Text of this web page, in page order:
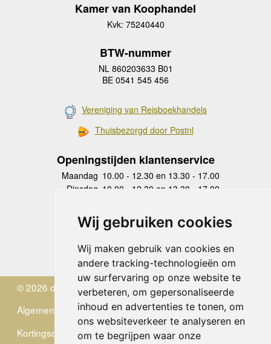
Wij gebruiken cookies
Wij maken gebruik van cookies en
andere tracking-technologieën om
uw surfervaring op onze website te
verbeteren, om gepersonaliseerde
inhoud en advertenties te tonen, om
ons websiteverkeer te analyseren en
om te begrijpen waar onze
Kamer van Koophandel
Kvk: 75240440
BTW-nummer
NL 860203633 B01
BE 0541 545 456
Vereniging van Reisboekhandels
Thuisbezorgd door Postnl
Openingstijden klantenservice
Maandag 10.00 - 12.30 en 13.30 - 17.00
Dinsdag 10.00 - 12.30 en 13.30 - 17.00
Donderdag
10.00 - 12.30 en 13.30 - 17.00
Vrijdag 10.00 - 12.30 en 13.30 - 17.00
Zaterdag
gesloten
Zondag gesloten
© 2026 de Zwerver
Algemene Voorwaarden
Kortingscode